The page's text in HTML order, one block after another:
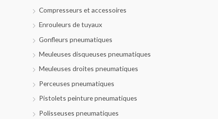
Compresseurs et accessoires
Enrouleurs de tuyaux
Gonfleurs pneumatiques
Meuleuses disqueuses pneumatiques
Meuleuses droites pneumatiques
Perceuses pneumatiques
Pistolets peinture pneumatiques
Polisseuses pneumatiques